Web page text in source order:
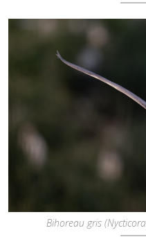
Bihoreau gris